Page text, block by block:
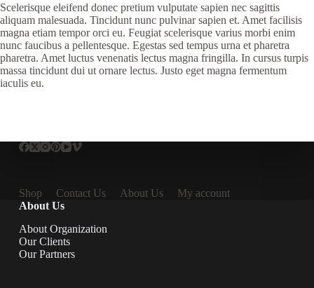
Scelerisque eleifend donec pretium vulputate sapien nec sagittis
aliquam malesuada. Tincidunt nunc pulvinar sapien et. Amet facilisis
magna etiam tempor orci eu. Feugiat scelerisque varius morbi enim
nunc faucibus a pellentesque. Egestas sed tempus urna et pharetra
pharetra. Amet luctus venenatis lectus magna fringilla. In cursus turpis
massa tincidunt dui ut ornare lectus. Justo eget magna fermentum
iaculis eu.
Shop Contact Us About Us
My account
About Us
About Organization
Our Clients
Our Partners